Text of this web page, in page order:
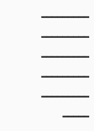
ـــــــــ
ـــــــــ
ـــــــــ
ـــــــــ
ـــــــــ
ـــــ